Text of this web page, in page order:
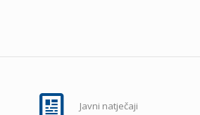
Javni natječaji